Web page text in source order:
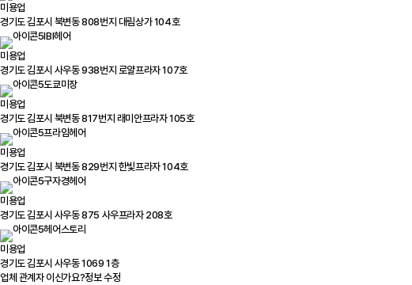
미용업
경기도 김포시 북변동 808번지 대림상가 104호
IBI헤어
미용업
경기도 김포시 사우동 938번지 로얄프라자 107호
도쿄미장
미용업
경기도 김포시 북변동 817번지 래미안프라자 105호
프라임헤어
미용업
경기도 김포시 북변동 829번지 한빛프라자 104호
구자경헤어
미용업
경기도 김포시 사우동 875 사우프라자 208호
헤어스토리
미용업
경기도 김포시 사우동 1069 1층
업체 관계자 이신가요?정보 수정